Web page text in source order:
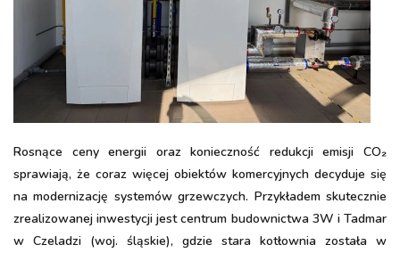
Rosnące ceny energii oraz konieczność redukcji emisji CO₂
sprawiają, że coraz więcej obiektów komercyjnych decyduje się
na modernizację systemów grzewczych. Przykładem skutecznie
zrealizowanej inwestycji jest centrum budownictwa 3W i Tadmar
w Czeladzi (woj. śląskie), gdzie stara kotłownia została w